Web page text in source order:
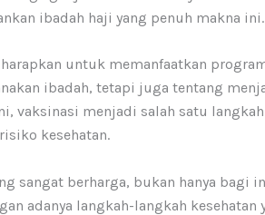
ibadah haji yang penuh makna ini.
untuk memanfaatkan
ibadah, tetapi juga tentang
vaksinasi menjadi salah satu
kesehatan.
sangat berharga, bukan hanya bagi
adanya langkah-langkah